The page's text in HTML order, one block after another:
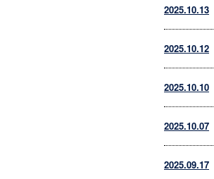
2025.10.13
2025.10.12
2025.10.10
2025.10.07
2025.09.17